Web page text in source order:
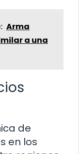
Arma
a una
de
en los